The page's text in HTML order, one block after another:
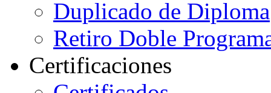
Duplicado de Diploma
Retiro Doble
Certificaciones